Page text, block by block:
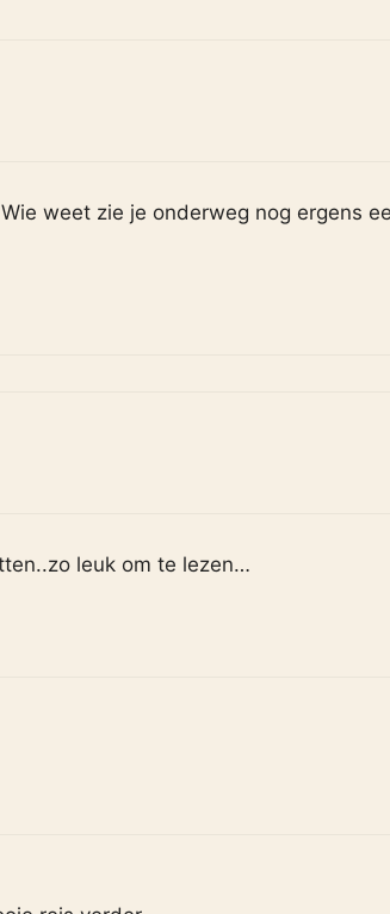
weet zie je onderweg nog ergens
leuk om te lezen…